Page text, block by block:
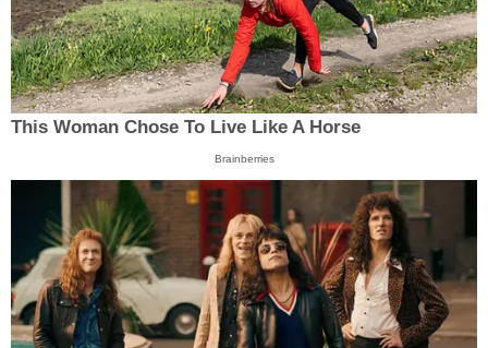
This Woman Chose To Live Like A Horse
Brainberries